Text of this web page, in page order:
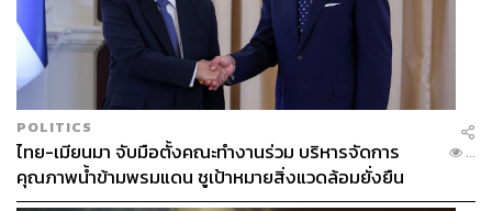
POLITICS
ไทย-เมียนมา จับมือตั้งคณะทำงานร่วม บริหารจัดการ
คุณภาพน้ำข้ามพรมแดน ชูเป้าหมายสิ่งแวดล้อมยั่งยืน
...